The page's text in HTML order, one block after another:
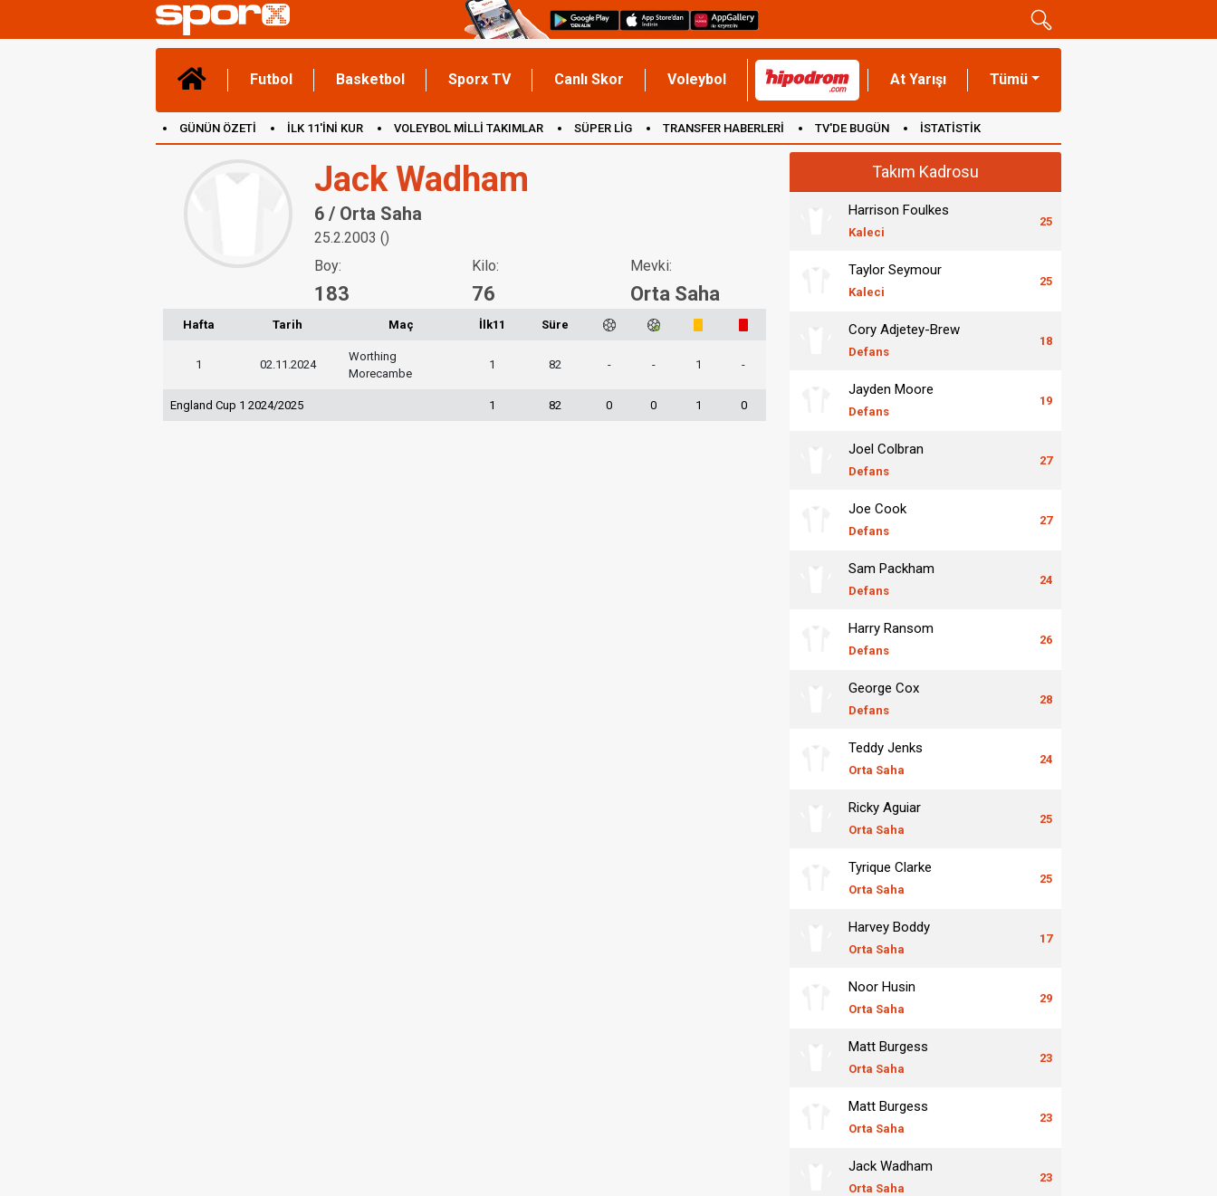
Futbol Basketbol Sporx TV Canlı Skor Voleybol At Yarışı Tümü
GÜNÜN ÖZETİ İLK 11'İNİ KUR VOLEYBOL MİLLİ TAKIMLAR SÜPER LİG TRANSFER HABERLERİ TV'DE BUGÜN İSTATİSTİK
Jack Wadham
6 / Orta Saha
25.2.2003 ()
Boy:
183
Kilo:
76
Mevki:
Orta Saha
Hafta Tarih Maç İlk11 Süre
1 02.11.2024
Worthing
Morecambe
1 82 - - 1 -
England Cup 1 2024/2025 1 82 0 0 1 0
Takım Kadrosu
Harrison Foulkes
Kaleci
25
Taylor Seymour
Kaleci
25
Cory Adjetey-Brew
Defans
18
Jayden Moore
Defans
19
Joel Colbran
Defans
27
Joe Cook
Defans
27
Sam Packham
Defans
24
Harry Ransom
Defans
26
George Cox
Defans
28
Teddy Jenks
Orta Saha
24
Ricky Aguiar
Orta Saha
25
Tyrique Clarke
Orta Saha
25
Harvey Boddy
Orta Saha
17
Noor Husin
Orta Saha
29
Matt Burgess
Orta Saha
23
Matt Burgess
Orta Saha
23
Jack Wadham
Orta Saha
23